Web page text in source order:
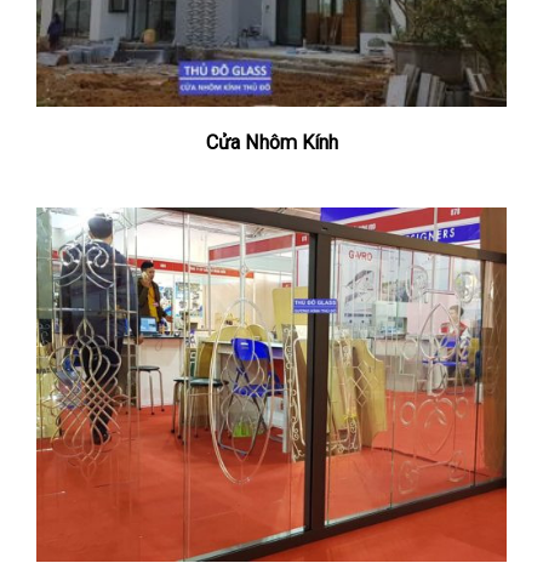
Cửa Nhôm Kính